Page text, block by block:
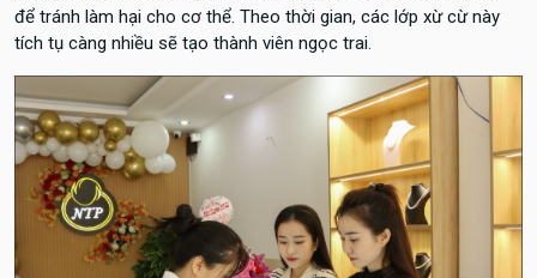
để tránh làm hại cho cơ thể. Theo thời gian, các lớp xừ cừ này
tích tụ càng nhiều sẽ tạo thành viên ngọc trai.